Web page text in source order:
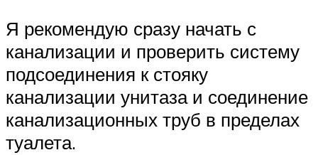
Я рекомендую сразу начать с
канализации и проверить систему
подсоединения к стояку
канализации унитаза и соединение
канализационных труб в пределах
туалета.